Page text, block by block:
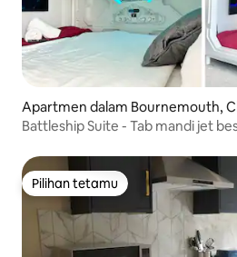
Apartmen dalam Bournemouth,
nd Poole
Battleship Suite - Tab mandi jet
Pilihan tetamu
Pilihan tetamu